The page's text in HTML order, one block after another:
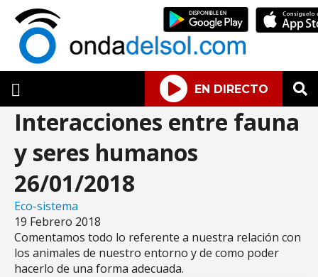
EN DIRECTO
Interacciones entre fauna
y seres humanos
26/01/2018
Eco-sistema
19 Febrero 2018
Comentamos todo lo referente a nuestra relación con
los animales de nuestro entorno y de como poder
hacerlo de una forma adecuada.